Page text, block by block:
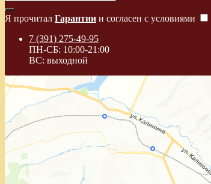
Я прочитал Гарантии и согласен с условиями
7 (391) 275-49-95
ПН-СБ: 10:00-21:00
ВС: выходной